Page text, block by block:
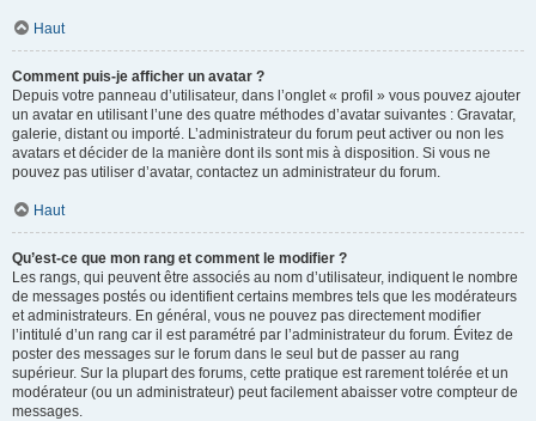
Haut
Comment puis-je afficher un avatar ?
Depuis votre panneau d’utilisateur, dans l’onglet « profil » vous pouvez ajouter
un avatar en utilisant l’une des quatre méthodes d’avatar suivantes : Gravatar,
galerie, distant ou importé. L’administrateur du forum peut activer ou non les
avatars et décider de la manière dont ils sont mis à disposition. Si vous ne
pouvez pas utiliser d’avatar, contactez un administrateur du forum.
Haut
Qu’est-ce que mon rang et comment le modifier ?
Les rangs, qui peuvent être associés au nom d’utilisateur, indiquent le nombre
de messages postés ou identifient certains membres tels que les modérateurs
et administrateurs. En général, vous ne pouvez pas directement modifier
l’intitulé d’un rang car il est paramétré par l’administrateur du forum. Évitez de
poster des messages sur le forum dans le seul but de passer au rang
supérieur. Sur la plupart des forums, cette pratique est rarement tolérée et un
modérateur (ou un administrateur) peut facilement abaisser votre compteur de
messages.